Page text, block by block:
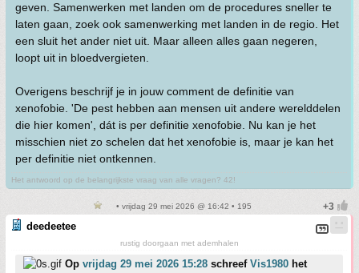
geven. Samenwerken met landen om de procedures sneller te
laten gaan, zoek ook samenwerking met landen in de regio. Het
een sluit het ander niet uit. Maar alleen alles gaan negeren,
loopt uit in bloedvergieten.
Overigens beschrijf je in jouw comment de definitie van
xenofobie. 'De pest hebben aan mensen uit andere werelddelen
die hier komen', dát is per definitie xenofobie. Nu kan je het
misschien niet zo schelen dat het xenofobie is, maar je kan het
per definitie niet ontkennen.
Het antwoord op de belangrijkste vraag van alle vragen? 42!
• vrijdag 29 mei 2026 @ 16:42 • 195
deedeetee
rustig doorgaan met ademhalen
Op vrijdag 29 mei 2026 15:28 schreef Vis1980 het